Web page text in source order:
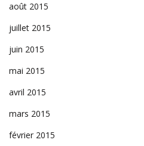
août 2015
juillet 2015
juin 2015
mai 2015
avril 2015
mars 2015
février 2015